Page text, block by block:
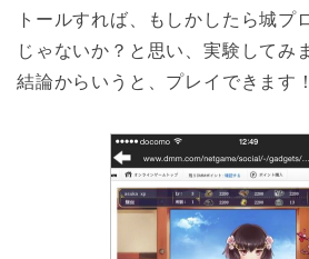
トールすれば、もしかしたら城プ
じゃないか？と思い、実験してみ
結論からいうと、プレイできます！